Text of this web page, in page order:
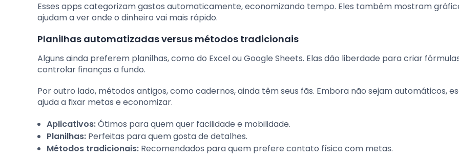
Esses apps categorizam gastos automaticamente, economizando tempo. Eles também mostram
ajudam a ver onde o dinheiro vai mais rápido.
Planilhas automatizadas versus métodos tradicionais
Alguns ainda preferem planilhas, como do Excel ou Google Sheets. Elas dão liberdade para criar
controlar finanças a fundo.
Por outro lado, métodos antigos, como cadernos, ainda têm seus fãs. Embora não sejam automáticos,
ajuda a fixar metas e economizar.
Aplicativos:Ótimos para quem quer facilidade e mobilidade.
Planilhas: Perfeitas para quem gosta de detalhes.
Métodos tradicionais: Recomendados para quem prefere contato físico com metas.